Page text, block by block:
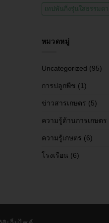
เทปพันกิ่งรุ่นใสธรรมดา
หมวดหมู่
Uncategorized (95)
การปลูกพืช (1)
ข่าวสารเกษตร (5)
ความรู้ด้านการเกษตร
ความรู้เกษตร (6)
โรงเรือน (6)